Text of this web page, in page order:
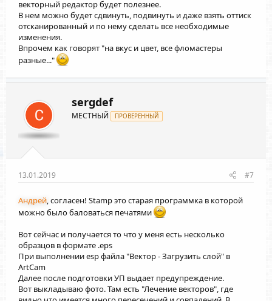
векторный редактор будет полезнее.
В нем можно будет сдвинуть, подвинуть и даже взять оттиск
отсканированный и по нему сделать все необходимые
изменения.
Впрочем как говорят "на вкус и цвет, все фломастеры
разные..."
sergdef
МЕСТНЫЙ ПРОВЕРЕННЫЙ
13.01.2019 #7
Андрей, согласен! Stamp это старая программка в которой
можно было баловаться печатями
Вот сейчас и получается то что у меня есть несколько
образцов в формате .eps
При выполнении esp файла "Вектор - Загрузить слой" в
ArtCam
Далее после подготовки УП выдает предупреждение.
Вот выкладываю фото. Там есть "Лечение векторов", где